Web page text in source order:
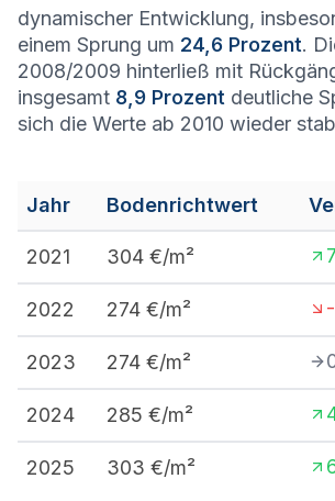
dynamischer Entwicklung,
einem Sprung um 24,6 Prozent.
2008/2009 hinterließ mit
insgesamt 8,9 Prozent deutliche
sich die Werte ab 2010 wieder
Jahr Bodenrichtwert
2021 304 €/m²
2022 274 €/m²
2023 274 €/m²
2024 285 €/m²
2025 303 €/m²